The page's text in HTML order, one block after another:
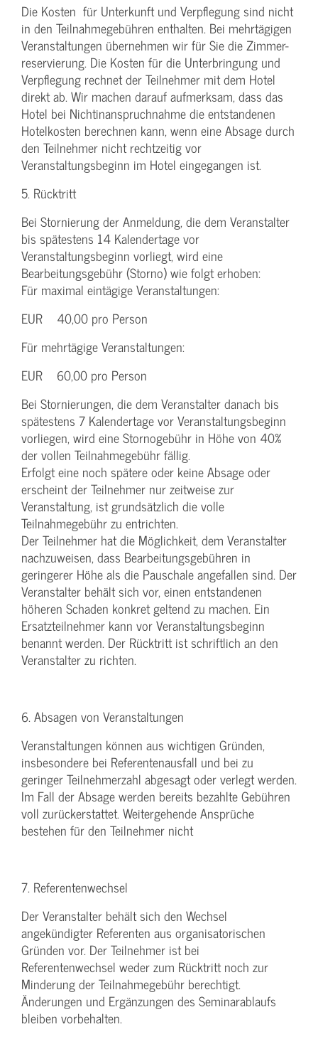
Die Kosten für Unterkunft und Verpflegung sind nicht
in den Teilnahmegebühren enthalten. Bei mehrtägigen
Veranstaltungen übernehmen wir für Sie die Zimmer-
reservierung. Die Kosten für die Unterbringung und
Verpflegung rechnet der Teilnehmer mit dem Hotel
direkt ab. Wir machen darauf aufmerksam, dass das
Hotel bei Nichtinanspruchnahme die entstandenen
Hotelkosten berechnen kann, wenn eine Absage durch
den Teilnehmer nicht rechtzeitig vor
Veranstaltungsbeginn im Hotel eingegangen ist.
5. Rücktritt
Bei Stornierung der Anmeldung, die dem Veranstalter
bis spätestens 14 Kalendertage vor
Veranstaltungsbeginn vorliegt, wird eine
Bearbeitungsgebühr (Storno) wie folgt erhoben:
Für maximal eintägige Veranstaltungen:
EUR 40,00 pro Person
Für mehrtägige Veranstaltungen:
EUR 60,00 pro Person
Bei Stornierungen, die dem Veranstalter danach bis
spätestens 7 Kalendertage vor Veranstaltungsbeginn
vorliegen, wird eine Stornogebühr in Höhe von 40%
der vollen Teilnahmegebühr fällig.
Erfolgt eine noch spätere oder keine Absage oder
erscheint der Teilnehmer nur zeitweise zur
Veranstaltung, ist grundsätzlich die volle
Teilnahmegebühr zu entrichten.
Der Teilnehmer hat die Möglichkeit, dem Veranstalter
nachzuweisen, dass Bearbeitungsgebühren in
geringerer Höhe als die Pauschale angefallen sind. Der
Veranstalter behält sich vor, einen entstandenen
höheren Schaden konkret geltend zu machen. Ein
Ersatzteilnehmer kann vor Veranstaltungsbeginn
benannt werden. Der Rücktritt ist schriftlich an den
Veranstalter zu richten.
6. Absagen von Veranstaltungen
Veranstaltungen können aus wichtigen Gründen,
insbesondere bei Referentenausfall und bei zu
geringer Teilnehmerzahl abgesagt oder verlegt werden.
Im Fall der Absage werden bereits bezahlte Gebühren
voll zurückerstattet. Weitergehende Ansprüche
bestehen für den Teilnehmer nicht
7. Referentenwechsel
Der Veranstalter behält sich den Wechsel
angekündigter Referenten aus organisatorischen
Gründen vor. Der Teilnehmer ist bei
Referentenwechsel weder zum Rücktritt noch zur
Minderung der Teilnahmegebühr berechtigt.
Änderungen und Ergänzungen des Seminarablaufs
bleiben vorbehalten.